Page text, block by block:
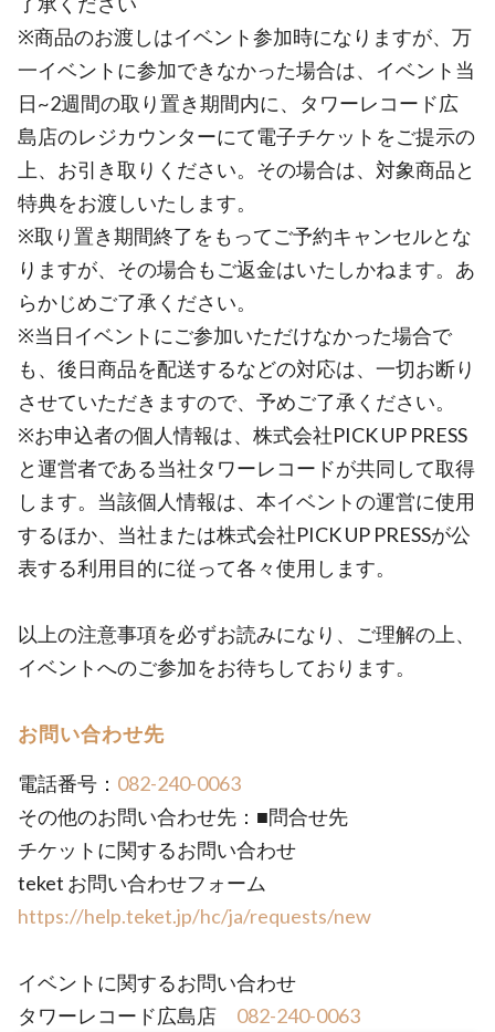
※商品のお渡しはイベント参加時になりますが、万
一イベントに参加できなかった場合は、イベント当
日~2週間の取り置き期間内に、タワーレコード広
島店のレジカウンターにて電子チケットをご提示の
上、お引き取りください。その場合は、対象商品と
特典をお渡しいたします。
※取り置き期間終了をもってご予約キャンセルとな
りますが、その場合もご返金はいたしかねます。あ
らかじめご了承ください。
※当日イベントにご参加いただけなかった場合で
も、後日商品を配送するなどの対応は、一切お断り
させていただきますので、予めご了承ください。
※お申込者の個人情報は、株式会社PICK UP PRESS
と運営者である当社タワーレコードが共同して取得
します。当該個人情報は、本イベントの運営に使用
するほか、当社または株式会社PICK UP PRESSが公
表する利用目的に従って各々使用します。
以上の注意事項を必ずお読みになり、ご理解の上、
イベントへのご参加をお待ちしております。
お問い合わせ先
電話番号： 082-240-0063
その他のお問い合わせ先：■問合せ先
チケットに関するお問い合わせ
teket お問い合わせフォーム
https://help.teket.jp/hc/ja/requests/new
イベントに関するお問い合わせ
タワーレコード広島店 082-240-0063